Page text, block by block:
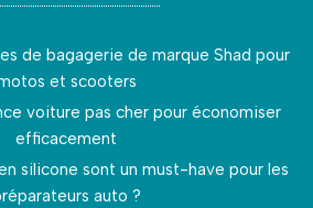
de bagagerie de marque Shad pour
et scooters
voiture pas cher pour économiser
efficacement
silicone sont un must-have pour les
auto ?